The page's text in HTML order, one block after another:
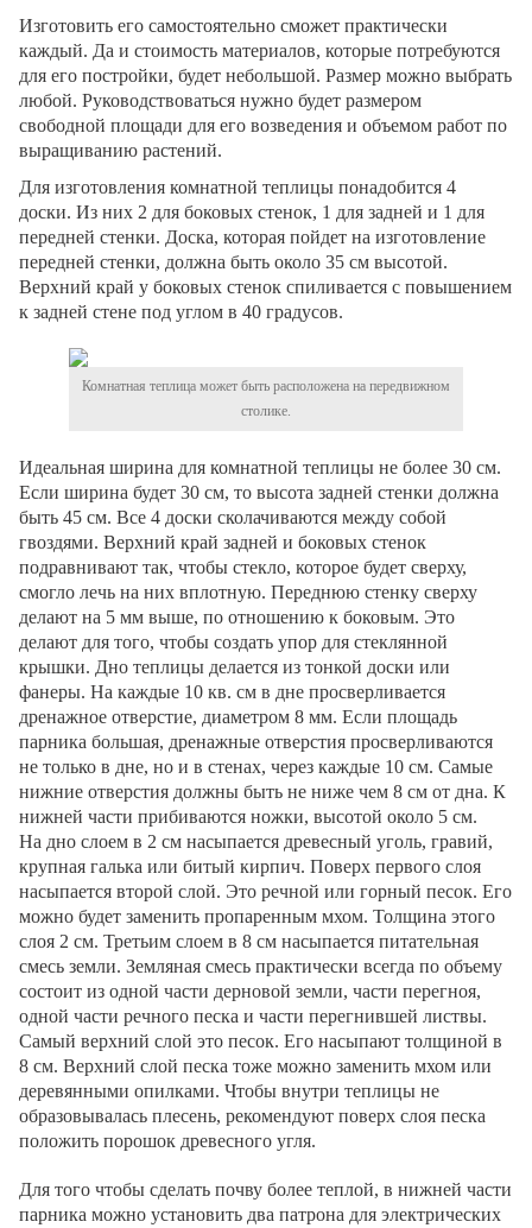
Изготовить его самостоятельно сможет практически
каждый. Да и стоимость материалов, которые потребуются
для его постройки, будет небольшой. Размер можно выбрать
любой. Руководствоваться нужно будет размером
свободной площади для его возведения и объемом работ по
выращиванию растений.
Для изготовления комнатной теплицы понадобится 4
доски. Из них 2 для боковых стенок, 1 для задней и 1 для
передней стенки. Доска, которая пойдет на изготовление
передней стенки, должна быть около 35 см высотой.
Верхний край у боковых стенок спиливается с повышением
к задней стене под углом в 40 градусов.
Комнатная теплица может быть расположена на передвижном
столике.
Идеальная ширина для комнатной теплицы не более 30 см.
Если ширина будет 30 см, то высота задней стенки должна
быть 45 см. Все 4 доски сколачиваются между собой
гвоздями. Верхний край задней и боковых стенок
подравнивают так, чтобы стекло, которое будет сверху,
смогло лечь на них вплотную. Переднюю стенку сверху
делают на 5 мм выше, по отношению к боковым. Это
делают для того, чтобы создать упор для стеклянной
крышки. Дно теплицы делается из тонкой доски или
фанеры. На каждые 10 кв. см в дне просверливается
дренажное отверстие, диаметром 8 мм. Если площадь
парника большая, дренажные отверстия просверливаются
не только в дне, но и в стенах, через каждые 10 см. Самые
нижние отверстия должны быть не ниже чем 8 см от дна. К
нижней части прибиваются ножки, высотой около 5 см.
На дно слоем в 2 см насыпается древесный уголь, гравий,
крупная галька или битый кирпич. Поверх первого слоя
насыпается второй слой. Это речной или горный песок. Его
можно будет заменить пропаренным мхом. Толщина этого
слоя 2 см. Третьим слоем в 8 см насыпается питательная
смесь земли. Земляная смесь практически всегда по объему
состоит из одной части дерновой земли, части перегноя,
одной части речного песка и части перегнившей листвы.
Самый верхний слой это песок. Его насыпают толщиной в
8 см. Верхний слой песка тоже можно заменить мхом или
деревянными опилками. Чтобы внутри теплицы не
образовывалась плесень, рекомендуют поверх слоя песка
положить порошок древесного угля.
Для того чтобы сделать почву более теплой, в нижней части
парника можно установить два патрона для электрических